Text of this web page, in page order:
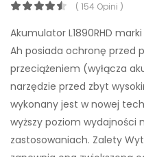
( 154 Opini )
Akumulator L1890RHD
Ah posiada ochronę przed
przeciążeniem (wyłącza
narzędzie przed zbyt
wykonany jest w nowej
wyższy poziom
zastosowaniach. Zalety